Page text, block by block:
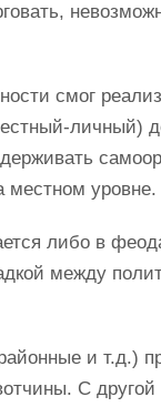
смог
личный)
местном уровне.
либо в
между
и т.д.)
С